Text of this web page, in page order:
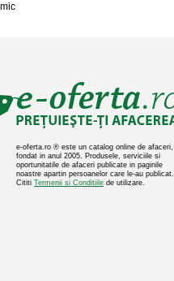
mic
e-oferta.ro ® este un catalog online de afaceri,
fondat in anul 2005. Produsele, serviciile si
oportunitatile de afaceri publicate in paginile
noastre apartin persoanelor care le-au publicat.
Cititi Termenii si Conditiile de utilizare.